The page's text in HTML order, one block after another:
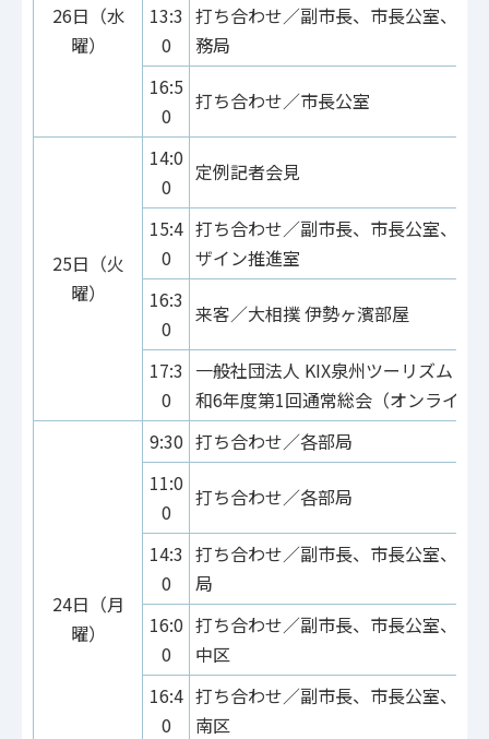
26日（水
曜）
13:3
0
打ち合わせ／副市長、市長公室、教
務局
16:5
0
打ち合わせ／市長公室
25日（火
曜）
14:0
0
定例記者会見
15:4
0
打ち合わせ／副市長、市長公室、泉
ザイン推進室
16:3
0
来客／大相撲 伊勢ヶ濱部屋
17:3
0
一般社団法人 KIX泉州ツーリズムビ
和6年度第1回通常総会（オンライン
24日（月
曜）
9:30 打ち合わせ／各部局
11:0
0
打ち合わせ／各部局
14:3
0
打ち合わせ／副市長、市長公室、総
局
16:0
0
打ち合わせ／副市長、市長公室、市
中区
16:4
0
打ち合わせ／副市長、市長公室、市
南区